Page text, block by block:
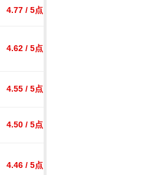
4.77 / 5点
4.62 / 5点
4.55 / 5点
4.50 / 5点
4.46 / 5点